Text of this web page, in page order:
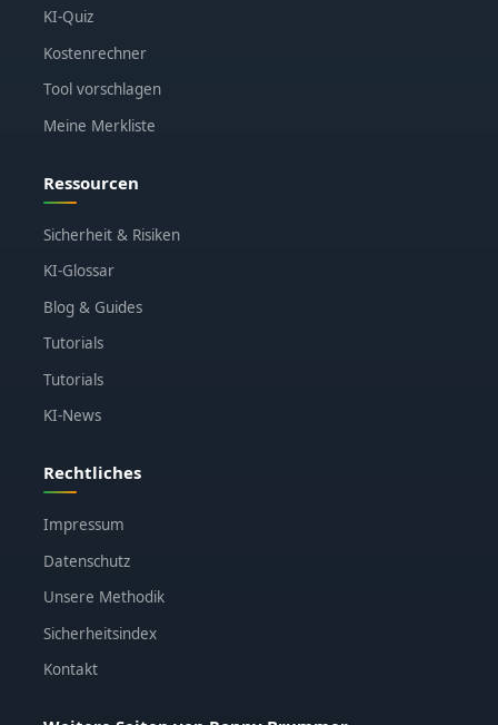
KI-Quiz
Kostenrechner
Tool vorschlagen
Meine Merkliste
Ressourcen
Sicherheit & Risiken
KI-Glossar
Blog & Guides
Tutorials
Tutorials
KI-News
Rechtliches
Impressum
Datenschutz
Unsere Methodik
Sicherheitsindex
Kontakt